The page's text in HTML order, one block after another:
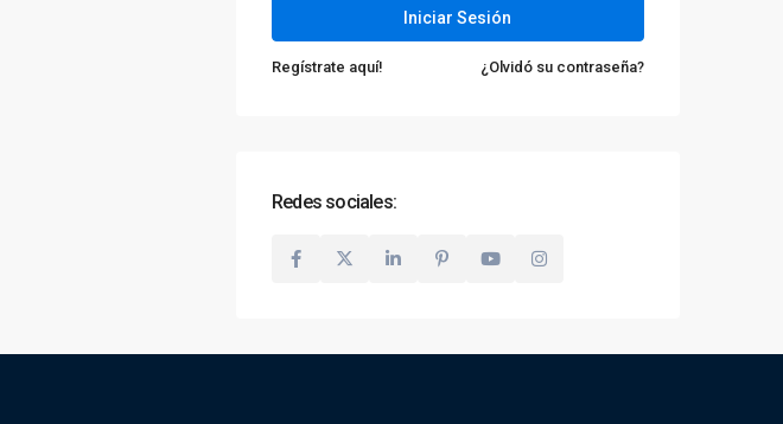
Iniciar Sesión
Regístrate aquí! ¿Olvidó su contraseña?
Redes sociales: